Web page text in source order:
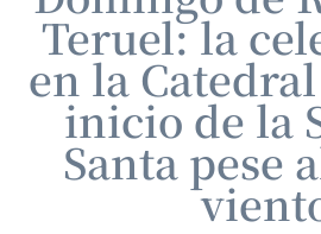
Teruel: la
en la
inicio de la
Santa pese